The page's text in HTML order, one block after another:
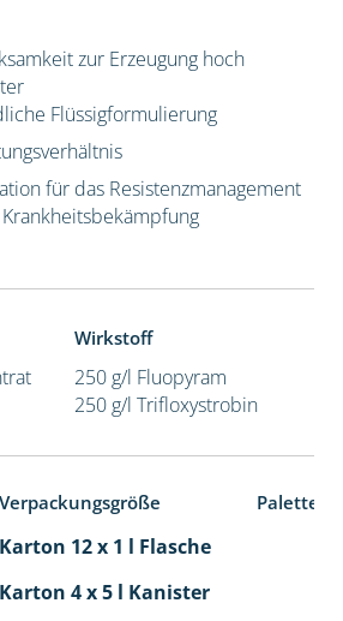
zur Erzeugung hoch
Flüssigformulierung
für das Resistenzmanagement
Wirkstoff
250 g/l Fluopyram
250 g/l Trifloxystrobin
Verpackungsgröße
Karton 12 x 1 l Flasche
Karton 4 x 5 l Kanister